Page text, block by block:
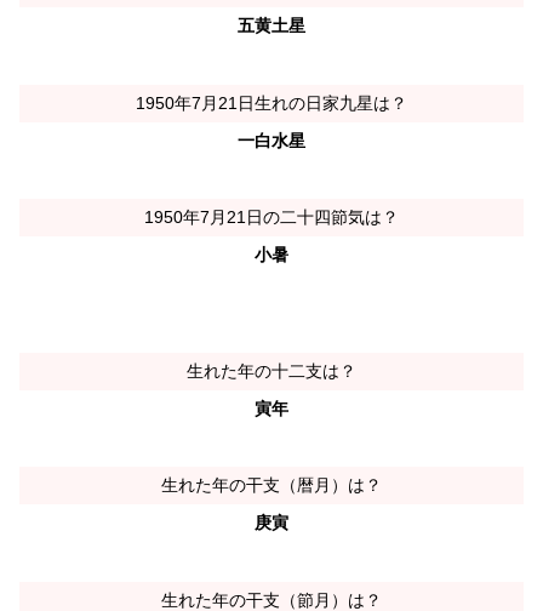
五黄土星
1950年7月21日生れの日家九星は？
一白水星
1950年7月21日の二十四節気は？
小暑
生れた年の十二支は？
寅年
生れた年の干支（暦月）は？
庚寅
生れた年の干支（節月）は？